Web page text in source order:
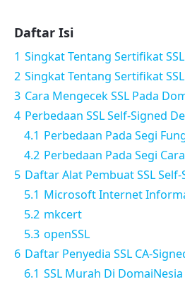
Daftar Isi
1 Singkat Tentang Sertifikat
2 Singkat Tentang Sertifikat
3 Cara Mengecek SSL Pada
4 Perbedaan SSL Self-Signed
4.1 Perbedaan Pada Segi
4.2 Perbedaan Pada Segi
5 Daftar Alat Pembuat SSL Self-
5.1 Microsoft Internet
5.2 mkcert
5.3 openSSL
6 Daftar Penyedia SSL CA-
6.1 SSL Murah Di DomaiNesia